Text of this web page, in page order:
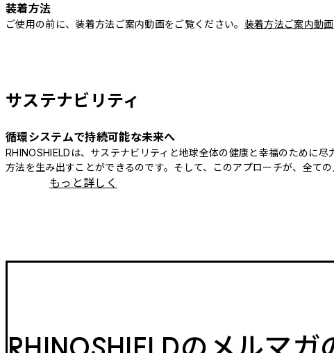
装着方法
ご使用の前に、装着方法ご案内動画をご覧ください。 装着方法ご案内動画
サステナビリティ
循環システムで持続可能な未来へ
RHINOSHIELDは、サステナビリティと地球全体の健康と幸福のために
方法を生み出すことができるのです。そして、このアプローチが、全て
もっと詳しく
RHINOSHIELDのメルマガ